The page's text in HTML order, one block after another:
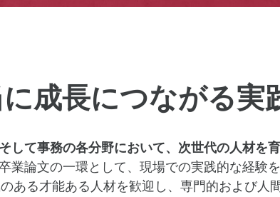
成長につながる実
して事務の各分野において、次世代の人材を
業論文の一環として、現場での実践的な経験
ある才能ある人材を歓迎し、専門的および人